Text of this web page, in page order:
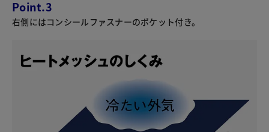
Point.3
右側にはコンシールファスナーのポケット付き。